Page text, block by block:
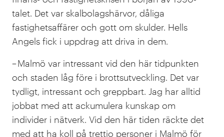
talet. Det var skalbolagshärvor, dåliga
fastighetsaffärer och gott om skulder. Hells
Angels fick i uppdrag att driva in dem.
– Malmö var intressant vid den här tidpunkten
och staden låg före i brottsutveckling. Det var
tydligt, intressant och greppbart. Jag har alltid
jobbat med att ackumulera kunskap om
individer i nätverk. Vid den här tiden räckte det
med att ha koll på trettio personer i Malmö för